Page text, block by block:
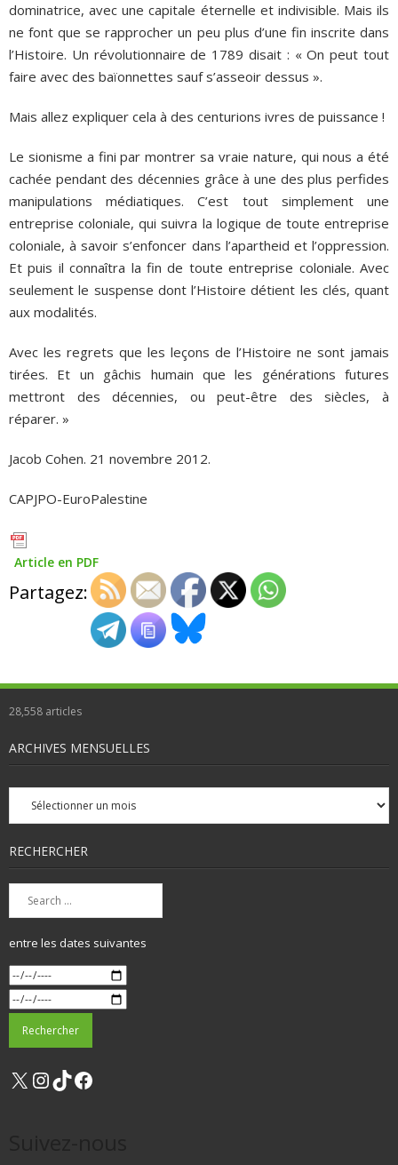
dominatrice, avec une capitale éternelle et indivisible. Mais ils
ne font que se rapprocher un peu plus d’une fin inscrite dans
l’Histoire. Un révolutionnaire de 1789 disait : « On peut tout
faire avec des baïonnettes sauf s’asseoir dessus ».
Mais allez expliquer cela à des centurions ivres de puissance !
Le sionisme a fini par montrer sa vraie nature, qui nous a été
cachée pendant des décennies grâce à une des plus perfides
manipulations médiatiques. C’est tout simplement une
entreprise coloniale, qui suivra la logique de toute entreprise
coloniale, à savoir s’enfoncer dans l’apartheid et l’oppression.
Et puis il connaîtra la fin de toute entreprise coloniale. Avec
seulement le suspense dont l’Histoire détient les clés, quant
aux modalités.
Avec les regrets que les leçons de l’Histoire ne sont jamais
tirées. Et un gâchis humain que les générations futures
mettront des décennies, ou peut-être des siècles, à
réparer. »
Jacob Cohen. 21 novembre 2012.
CAPJPO-EuroPalestine
Article en PDF
Partagez:
28,558 articles
ARCHIVES MENSUELLES
Archives
mensuelles
RECHERCHER
entre les dates suivantes
X Instagram
TikTok